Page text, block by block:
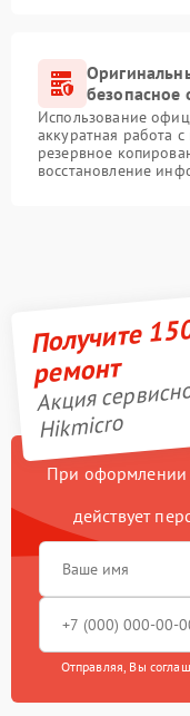
безопасное
Использование
аккуратная работа
резервное
восстановление
Получите
ремонт
Акция
Hikmicro
При оформлении
действует
Отправляя, Вы